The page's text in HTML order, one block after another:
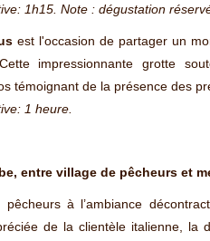
1h15. Note : dégustation
est l'occasion de partager un
impressionnante grotte
témoignant de la présence des
1 heure.
entre village de pêcheurs et
à l’ambiance
de la clientèle italienne,